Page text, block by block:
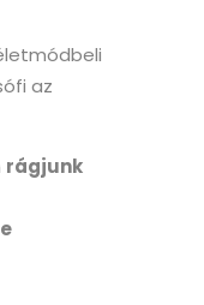
az
rágjunk